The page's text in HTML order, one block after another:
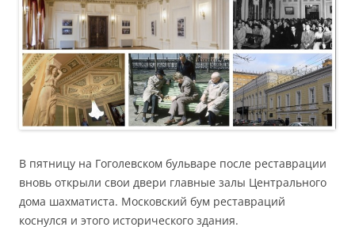
В пятницу на Гоголевском бульваре после реставрации
вновь открыли свои двери главные залы Центрального
дома шахматиста. Московский бум реставраций
коснулся и этого исторического здания.